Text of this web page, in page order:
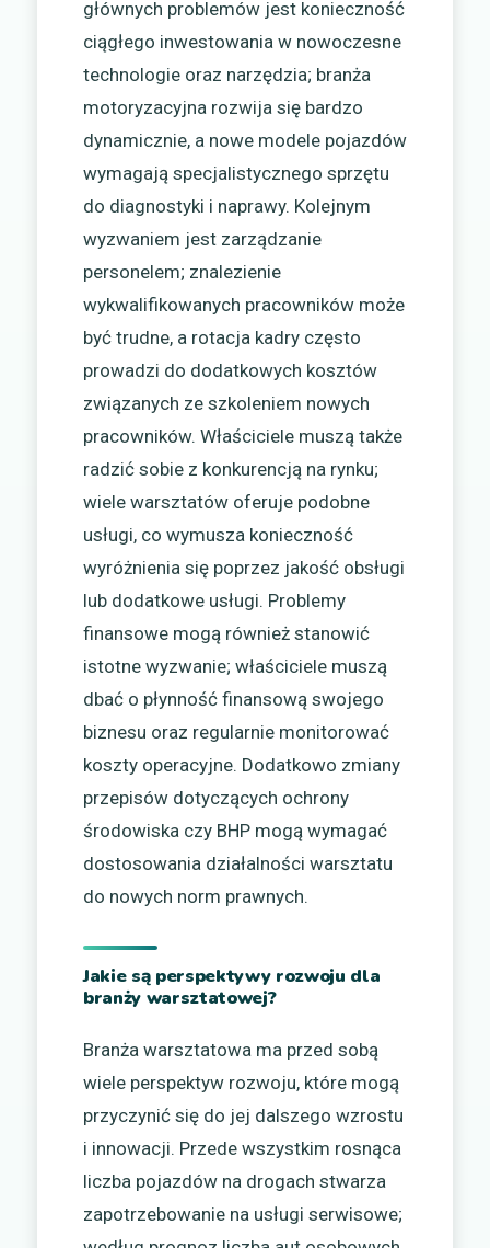
głównych problemów jest konieczność
ciągłego inwestowania w nowoczesne
technologie oraz narzędzia; branża
motoryzacyjna rozwija się bardzo
dynamicznie, a nowe modele pojazdów
wymagają specjalistycznego sprzętu
do diagnostyki i naprawy. Kolejnym
wyzwaniem jest zarządzanie
personelem; znalezienie
wykwalifikowanych pracowników może
być trudne, a rotacja kadry często
prowadzi do dodatkowych kosztów
związanych ze szkoleniem nowych
pracowników. Właściciele muszą także
radzić sobie z konkurencją na rynku;
wiele warsztatów oferuje podobne
usługi, co wymusza konieczność
wyróżnienia się poprzez jakość obsługi
lub dodatkowe usługi. Problemy
finansowe mogą również stanowić
istotne wyzwanie; właściciele muszą
dbać o płynność finansową swojego
biznesu oraz regularnie monitorować
koszty operacyjne. Dodatkowo zmiany
przepisów dotyczących ochrony
środowiska czy BHP mogą wymagać
dostosowania działalności warsztatu
do nowych norm prawnych.
Jakie są perspektywy rozwoju dla
branży warsztatowej?
Branża warsztatowa ma przed sobą
wiele perspektyw rozwoju, które mogą
przyczynić się do jej dalszego wzrostu
i innowacji. Przede wszystkim rosnąca
liczba pojazdów na drogach stwarza
zapotrzebowanie na usługi serwisowe;